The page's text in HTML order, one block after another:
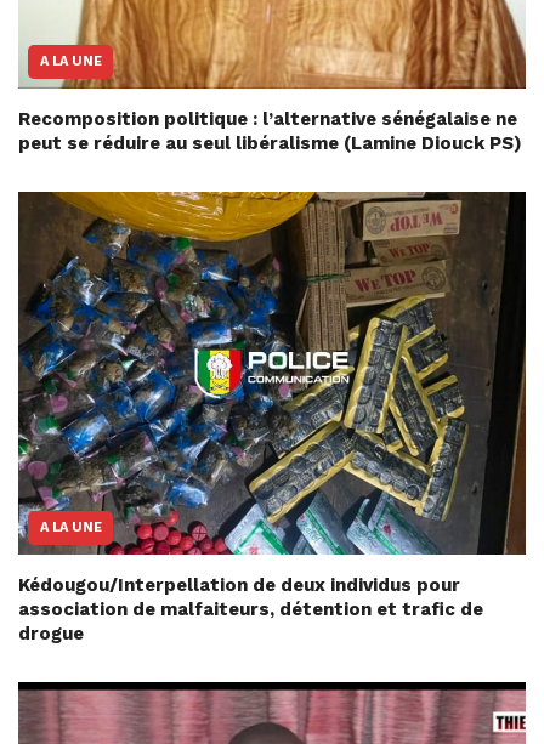
A LA UNE
Recomposition politique : l’alternative sénégalaise ne
peut se réduire au seul libéralisme (Lamine Diouck PS)
A LA UNE
Kédougou/Interpellation de deux individus pour
association de malfaiteurs, détention et trafic de
drogue